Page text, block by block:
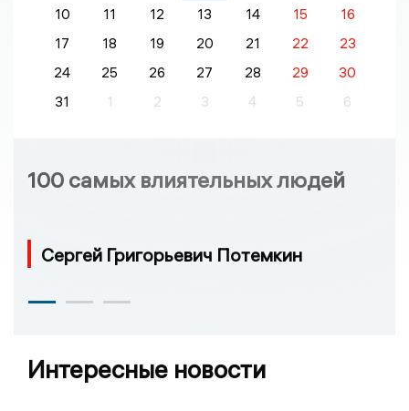
10
11 12 13 14 15
16
17
18 19 20 21 22
23
24
25 26 27 28 29
30
31
1 2 3 4 5 6
100 самых влиятельных людей
Сергей Григорьевич Потемкин
Интересные новости